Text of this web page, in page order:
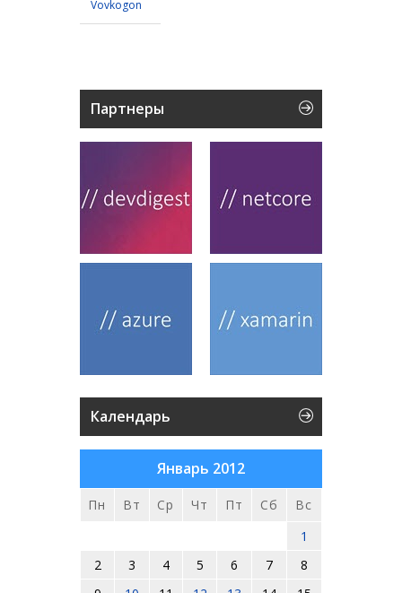
Vovkogon
Партнеры
Календарь
Январь 2012
Пн Вт Ср Чт Пт Сб
Вс
1
2
3 4 5 6 7
8